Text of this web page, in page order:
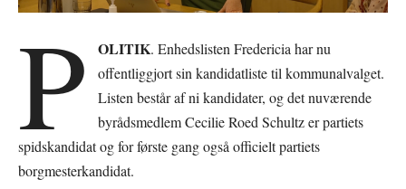
P OLITIK. Enhedslisten Fredericia har nu
offentliggjort sin kandidatliste til kommunalvalget.
Listen består af ni kandidater, og det nuværende
byrådsmedlem Cecilie Roed Schultz er partiets
spidskandidat og for første gang også officielt partiets
borgmesterkandidat.